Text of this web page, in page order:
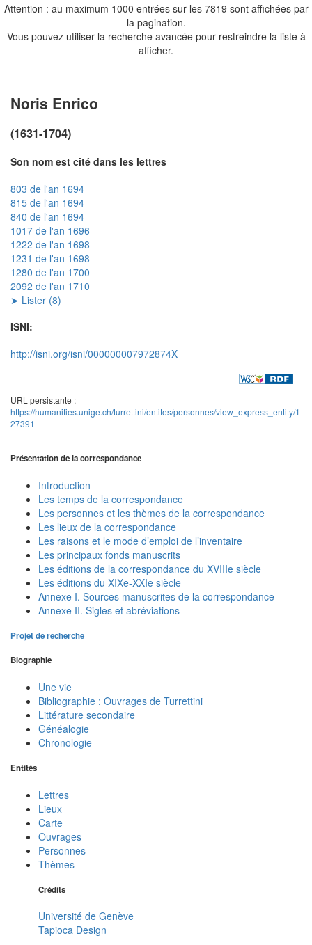
Attention : au maximum 1000 entrées sur les 7819 sont affichées par
la pagination.
Vous pouvez utiliser la recherche avancée pour restreindre la liste à
afficher.
Noris Enrico
(1631-1704)
Son nom est cité dans les lettres
803 de l'an 1694
815 de l'an 1694
840 de l'an 1694
1017 de l'an 1696
1222 de l'an 1698
1231 de l'an 1698
1280 de l'an 1700
2092 de l'an 1710
➤ Lister (8)
ISNI:
http://isni.org/isni/000000007972874X
URL persistante :
https://humanities.unige.ch/turrettini/entites/personnes/view_express_entity/1
27391
Présentation de la correspondance
Introduction
Les temps de la correspondance
Les personnes et les thèmes de la correspondance
Les lieux de la correspondance
Les raisons et le mode d’emploi de l’inventaire
Les principaux fonds manuscrits
Les éditions de la correspondance du XVIIIe siècle
Les éditions du XIXe-XXIe siècle
Annexe I. Sources manuscrites de la correspondance
Annexe II. Sigles et abréviations
Projet de recherche
Biographie
Une vie
Bibliographie : Ouvrages de Turrettini
Littérature secondaire
Généalogie
Chronologie
Entités
Lettres
Lieux
Carte
Ouvrages
Personnes
Thèmes
Crédits
Université de Genève
Tapioca Design